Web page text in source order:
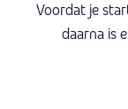
Voordat je
daarna is